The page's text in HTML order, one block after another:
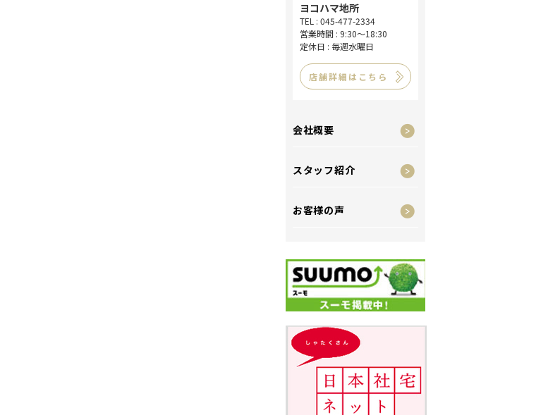
ヨコハマ地所
TEL : 045-477-2334
営業時間 : 9:30～18:30
定休日 : 毎週水曜日
店舗詳細はこちら
会社概要
スタッフ紹介
お客様の声